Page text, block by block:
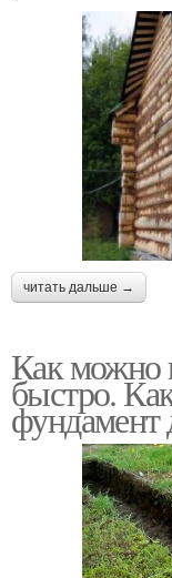
читать дальше →
Как
быстро.
фундамент